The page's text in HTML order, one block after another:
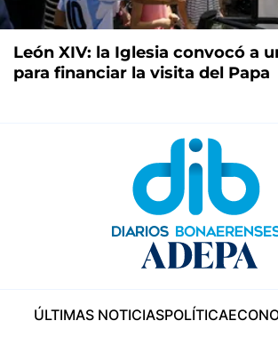
León XIV: la Iglesia convocó a
para financiar la visita del Papa
ÚLTIMAS NOTICIASPOLÍTICA